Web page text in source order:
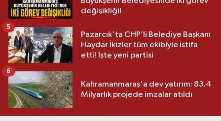
değişikliği!
Pazarcık'ta CHP’li Belediye Başkanı
Haydar İkizler tüm ekibiyle istifa
etti! İşte yeni partisi
5
Kahramanmaraş'a dev yatırım: 83.4
Milyarlık projede imzalar atıldı
6